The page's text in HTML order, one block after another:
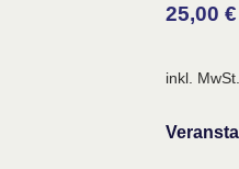
25,00€
inkl. MwSt.